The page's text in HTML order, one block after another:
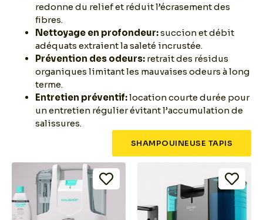
redonne du relief et réduit l’écrasement des
fibres.
Nettoyage en profondeur:succion et débit
adéquats extraient la saleté incrustée.
Prévention des odeurs: retrait des résidus
organiques limitant les mauvaises odeurs à long
terme.
Entretien préventif:location courte durée pour
un entretien régulier évitant l’accumulation de
salissures.
SHAMPOUINEUSE TAPIS